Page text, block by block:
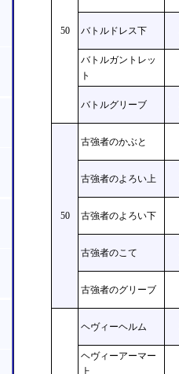
50 バトルドレス下
バトルガントレッ
ト
バトルグリーブ
50
古強者のかぶと
古強者のよろい上
古強者のよろい下
古強者のこて
古強者のグリーブ
ヘヴィーヘルム
ヘヴィーアーマー
上